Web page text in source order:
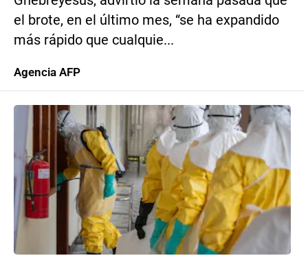
el brote, en el último mes, “se ha expandido
más rápido que cualquie...
Agencia AFP